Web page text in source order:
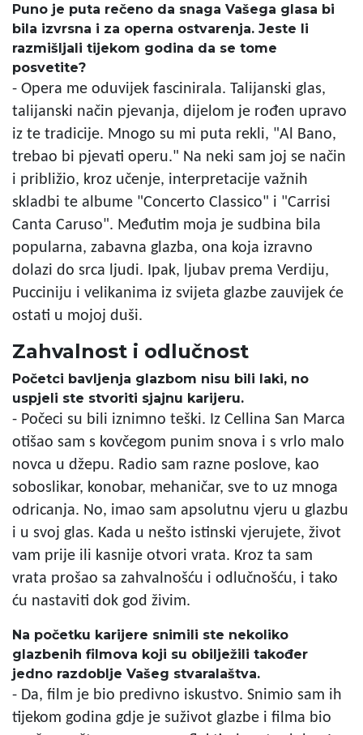
Puno je puta rečeno da snaga Vašega glasa bi
bila izvrsna i za operna ostvarenja. Jeste li
razmišljali tijekom godina da se tome
posvetite?
- Opera me oduvijek fascinirala. Talijanski glas,
talijanski način pjevanja, dijelom je rođen upravo
iz te tradicije. Mnogo su mi puta rekli, "Al Bano,
trebao bi pjevati operu." Na neki sam joj se način
i približio, kroz učenje, interpretacije važnih
skladbi te albume "Concerto Classico" i "Carrisi
Canta Caruso". Međutim moja je sudbina bila
popularna, zabavna glazba, ona koja izravno
dolazi do srca ljudi. Ipak, ljubav prema Verdiju,
Pucciniju i velikanima iz svijeta glazbe zauvijek će
ostati u mojoj duši.
Zahvalnost i odlučnost
Početci bavljenja glazbom nisu bili laki, no
uspjeli ste stvoriti sjajnu karijeru.
- Počeci su bili iznimno teški. Iz Cellina San Marca
otišao sam s kovčegom punim snova i s vrlo malo
novca u džepu. Radio sam razne poslove, kao
soboslikar, konobar, mehaničar, sve to uz mnoga
odricanja. No, imao sam apsolutnu vjeru u glazbu
i u svoj glas. Kada u nešto istinski vjerujete, život
vam prije ili kasnije otvori vrata. Kroz ta sam
vrata prošao sa zahvalnošću i odlučnošću, i tako
ću nastaviti dok god živim.
Na početku karijere snimili ste nekoliko
glazbenih filmova koji su obilježili također
jedno razdoblje Vašeg stvaralaštva.
- Da, film je bio predivno iskustvo. Snimio sam ih
tijekom godina gdje je suživot glazbe i filma bio